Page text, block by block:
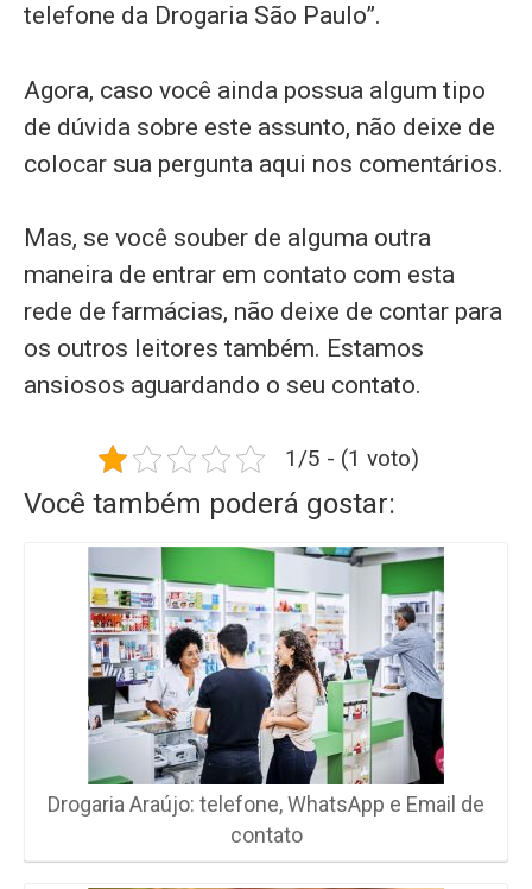
telefone da Drogaria São Paulo”.
Agora, caso você ainda possua algum tipo
de dúvida sobre este assunto, não deixe de
colocar sua pergunta aqui nos comentários.
Mas, se você souber de alguma outra
maneira de entrar em contato com esta
rede de farmácias, não deixe de contar para
os outros leitores também. Estamos
ansiosos aguardando o seu contato.
1/5 - (1 voto)
Você também poderá gostar:
Drogaria Araújo: telefone, WhatsApp e Email de
contato